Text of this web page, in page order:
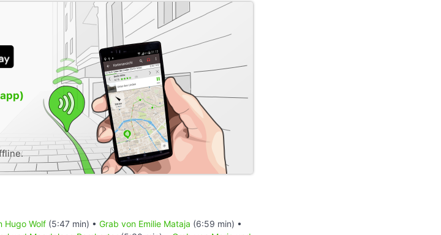
Hugo Wolf (5:47 min) • Grab von Emilie Mataja (6:59 min) •